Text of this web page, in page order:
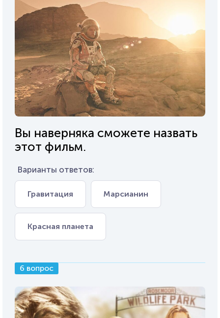
Вы наверняка сможете назвать
этот фильм.
Варианты ответов:
Гравитация Марсианин
Красная планета
6 вопрос